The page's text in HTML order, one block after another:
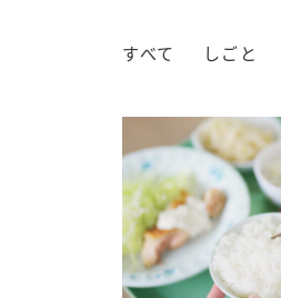
すべて しごと